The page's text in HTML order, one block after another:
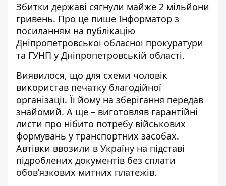
Збитки державі сягнули майже 2 мільйони
гривень. Про це пише Інформатор з
посиланням на публікацію
Дніпропетровської обласної прокуратури
та ГУНП у Дніпропетровській області.
Виявилося, що для схеми чоловік
використав печатку благодійної
організації. Її йому на зберігання передав
знайомий. А ще – виготовляв гарантійні
листи про нібито потребу військових
формувань у транспортних засобах.
Автівки ввозили в Україну на підставі
підроблених документів без сплати
обов’язкових митних платежів.